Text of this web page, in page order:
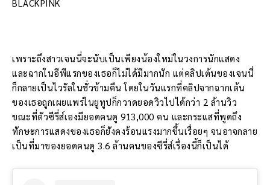
BLACKPINK
เพราะถึงสาวเจนนี่จะนับเป็นเพียงน้องใหม่ในวงการนักแสดง
และฉากในอีพีแรกของเธอก็ไม่ได้มีมากนัก แต่คลิปเต้นของเจนนี่
ก็กลายเป็นไวรัลในชั่วข้ามคืน โดยในวันแรกที่คลิปจากฉากเต้น
ของเธอถูกเผยแพร่ในยูทูปก็กวาดยอดวิวไปได้กว่า 2 ล้านวิว
ขณะที่ตัวซีรี่ส์เองมียอดคนดู 913,000 คน และกระแสที่พูดถึง
ทักษะการแสดงของเธอก็ยังคงร้อนแรงมากขึ้นเรื่อยๆ จนอาจกลาย
เป็นที่มาของยอดคนดู 3.6 ล้านคนของซีรี่ส์เรื่องนี้ก็เป็นได้